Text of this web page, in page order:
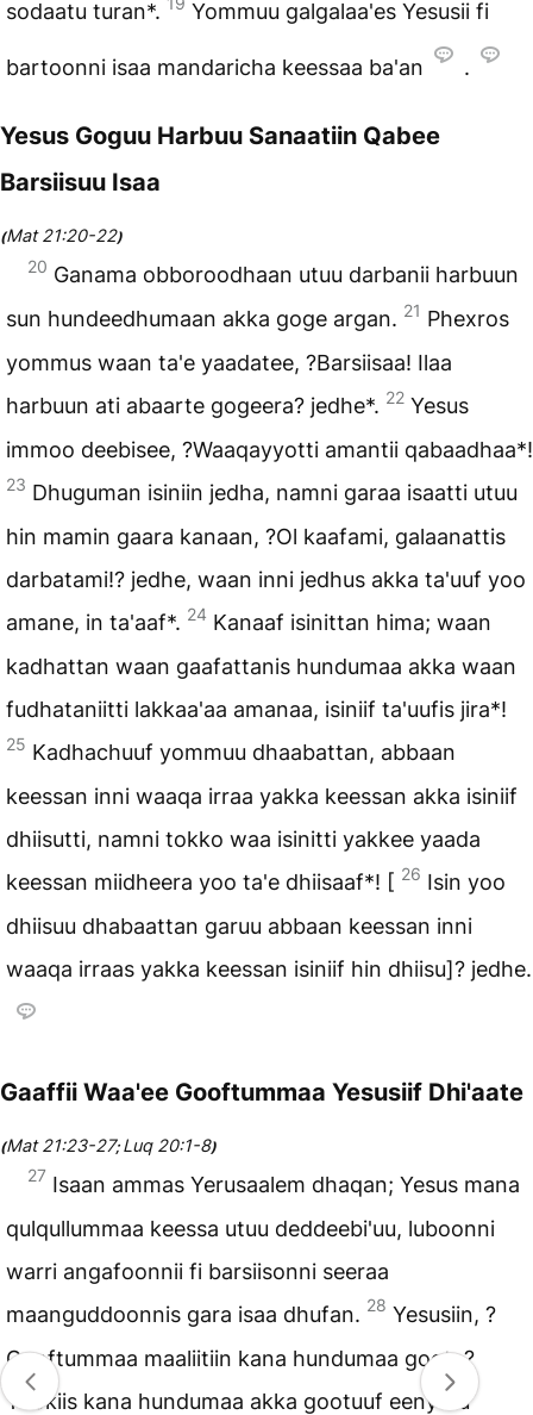
sodaatu turan*. Yommuu galgalaa'es Yesusii fi
bartoonni isaa mandaricha keessaa ba'an .
Yesus Goguu Harbuu Sanaatiin Qabee
Barsiisuu Isaa
(Mat 21:20-22)
20 Ganama obboroodhaan utuu darbanii harbuun
sun hundeedhumaan akka goge argan. 21 Phexros
yommus waan ta'e yaadatee, ?Barsiisaa! Ilaa
harbuun ati abaarte gogeera? jedhe*. 22 Yesus
immoo deebisee, ?Waaqayyotti amantii qabaadhaa*!
23 Dhuguman isiniin jedha, namni garaa isaatti utuu
hin mamin gaara kanaan, ?Ol kaafami, galaanattis
darbatami!? jedhe, waan inni jedhus akka ta'uuf yoo
amane, in ta'aaf*. 24 Kanaaf isinittan hima; waan
kadhattan waan gaafattanis hundumaa akka waan
fudhataniitti lakkaa'aa amanaa, isiniif ta'uufis jira*!
25 Kadhachuuf yommuu dhaabattan, abbaan
keessan inni waaqa irraa yakka keessan akka isiniif
dhiisutti, namni tokko waa isinitti yakkee yaada
keessan miidheera yoo ta'e dhiisaaf*! [ 26 Isin yoo
dhiisuu dhabaattan garuu abbaan keessan inni
waaqa irraas yakka keessan isiniif hin dhiisu]? jedhe.
Gaaffii Waa'ee Gooftummaa Yesusiif Dhi'aate
(Mat 21:23-27;Luq 20:1-8)
27 Isaan ammas Yerusaalem dhaqan; Yesus mana
qulqullummaa keessa utuu deddeebi'uu, luboonni
warri angafoonnii fi barsiisonni seeraa
maanguddoonnis gara isaa dhufan. 28 Yesusiin, ?
Gooftummaa maaliitiin kana hundumaa goota?
Yookiis kana hundumaa akka gootuuf eenyutu